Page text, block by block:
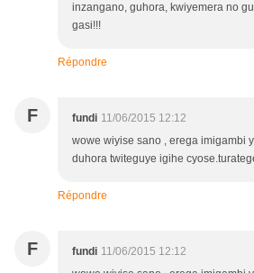
inzangano, guhora, kwiyemera no
gasi!!!
Répondre
F fundi 11/06/2015 12:12
wowe wiyise sano , erega imigambi
duhora twiteguye igihe
Répondre
F fundi 11/06/2015 12:12